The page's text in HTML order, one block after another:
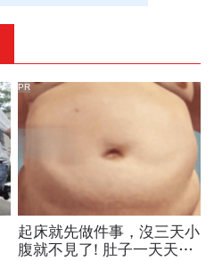
起床就先做件事，沒三天小
腹就不見了! 肚子一天天變
PR